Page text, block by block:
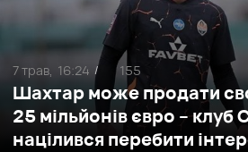
Шахтар може продати
25 мільйонів євро – клуб
націлився перебити
7 трав, 16:24 / 155